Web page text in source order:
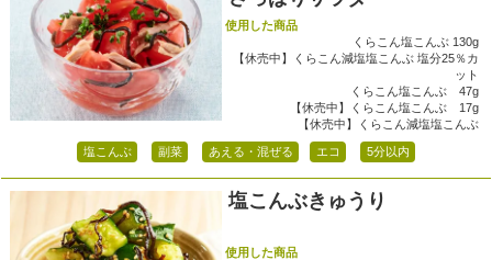
使用した商品
くらこん塩こんぶ 130g
【休売中】くらこん減塩塩こんぶ 塩分25％カ
ット
くらこん塩こんぶ 47g
【休売中】くらこん塩こんぶ 17g
【休売中】くらこん減塩塩こんぶ
塩こんぶ 副菜 あえる・混ぜる エコ 5分以内
塩こんぶきゅうり
使用した商品